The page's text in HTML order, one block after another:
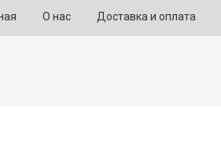
О нас Доставка и оплата